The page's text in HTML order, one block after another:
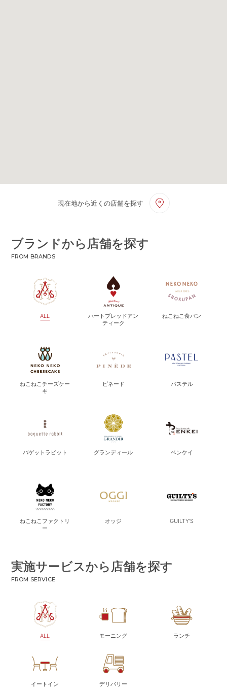
現在地から近くの店舗を探す
ブランドから店舗を探す
FROM BRANDS
ALL
ハートブレッドアン
ティーク
ねこねこ食パン
ねこねこチーズケー
キ
ピネード パステル
バゲットラビット グランディール ベンケイ
ねこねこファクトリ
ー
オッジ GUILTY'S
実施サービスから店舗を探す
FROM SERVICE
ALL モーニング ランチ
イートイン デリバリー